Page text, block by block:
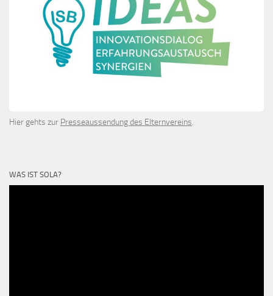
Hier gehts zur Presseaussendung des Elternvereins.
WAS IST SOLA?